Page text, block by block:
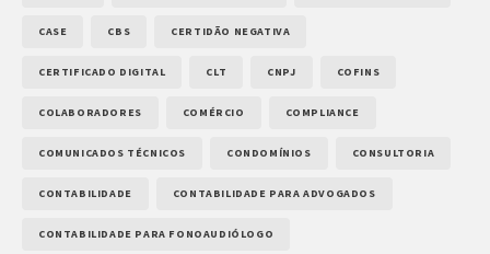
CASE CBS CERTIDÃO NEGATIVA
CERTIFICADO DIGITAL CLT CNPJ COFINS
COLABORADORES COMÉRCIO COMPLIANCE
COMUNICADOS TÉCNICOS CONDOMÍNIOS CONSULTORIA
CONTABILIDADE CONTABILIDADE PARA ADVOGADOS
CONTABILIDADE PARA FONOAUDIÓLOGO